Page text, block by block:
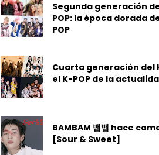
Segunda generación
POP: la época dorada
POP
Cuarta generación del
el K-POP de la
BAMBAM 뱀뱀 hace
[Sour & Sweet]